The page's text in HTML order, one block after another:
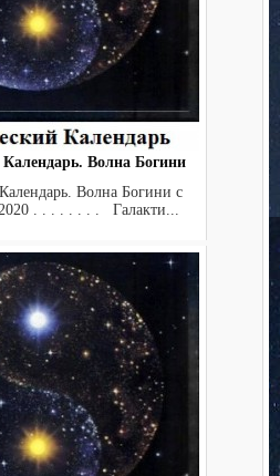
Волна Богини
Волна Богини с
. . . . . . . . Галакти...